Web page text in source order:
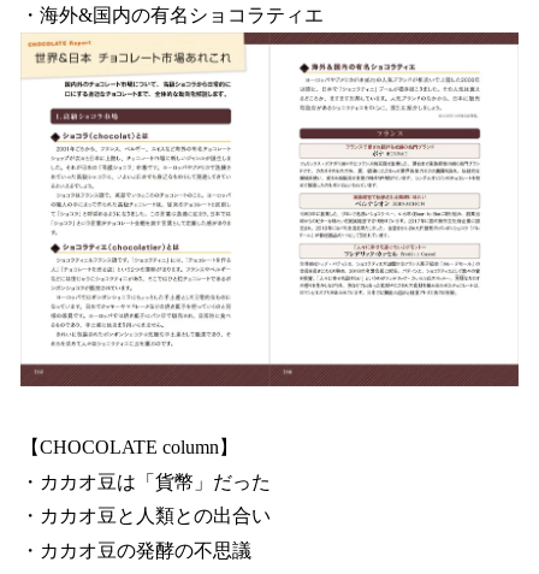
・海外&国内の有名ショコラティエ
【CHOCOLATE column】
・カカオ豆は「貨幣」だった
・カカオ豆と人類との出合い
・カカオ豆の発酵の不思議